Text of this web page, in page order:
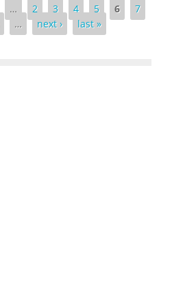
… 2 3 4 5 6
7
… next › last »